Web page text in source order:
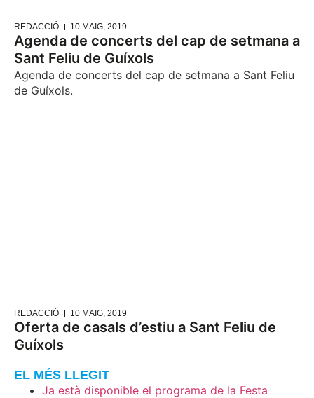
REDACCIÓ 10 MAIG, 2019
Agenda de concerts del cap de setmana a
Sant Feliu de Guíxols
Agenda de concerts del cap de setmana a Sant Feliu
de Guíxols.
REDACCIÓ 10 MAIG, 2019
Oferta de casals d’estiu a Sant Feliu de
Guíxols
EL MÉS LLEGIT
Ja està disponible el programa de la Festa